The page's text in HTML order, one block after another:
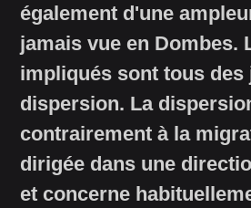
également d'une
jamais vue en Dombes.
impliqués sont tous des
dispersion. La
contrairement à la
dirigée dans une
et concerne